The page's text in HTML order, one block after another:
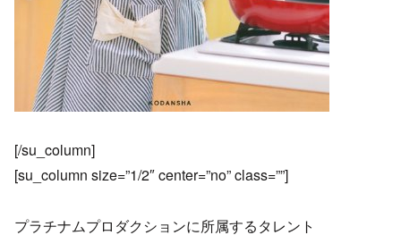
[/su_column]
[su_column size=”1/2″ center=”no” class=””]
プラチナムプロダクションに所属するタレント